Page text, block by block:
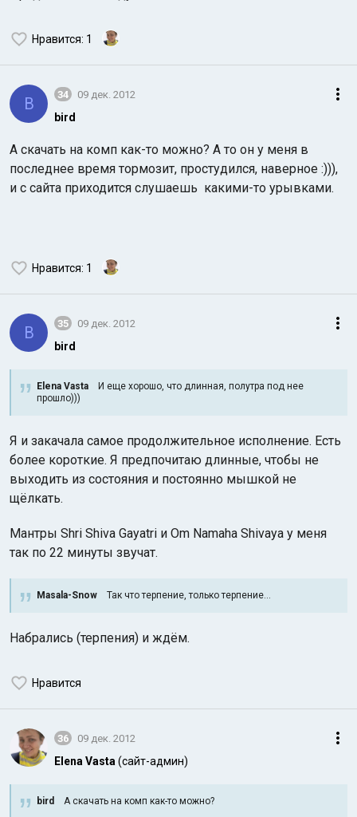
Нравится: 1
B 34 09 дек. 2012
bird
А скачать на комп как-то можно? А то он у меня в
последнее время тормозит, простудился, наверное :))),
и с сайта приходится слушаешь какими-то урывками.
Нравится: 1
B 35 09 дек. 2012
bird
Elena Vasta И еще хорошо, что длинная, полутра под нее
прошло)))
Я и закачала самое продолжительное исполнение. Есть
более короткие. Я предпочитаю длинные, чтобы не
выходить из состояния и постоянно мышкой не
щёлкать.
Мантры Shri Shiva Gayatri и Om Namaha Shivaya у меня
так по 22 минуты звучат.
Masala-Snow Так что терпение, только терпение...
Набрались (терпения) и ждём.
Нравится
36 09 дек. 2012
Elena Vasta (сайт-админ)
bird А скачать на комп как-то можно?